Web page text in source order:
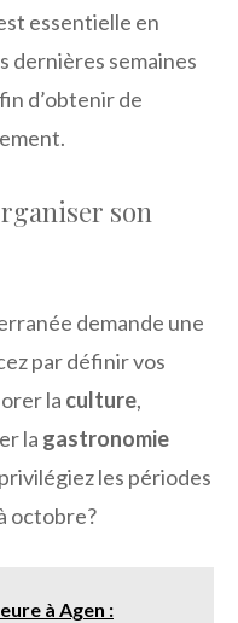
essentielle en
dernières semaines
d’obtenir de
son
demande une
par définir vos
la culture,
la gastronomie
les périodes
octobre?
à Agen :